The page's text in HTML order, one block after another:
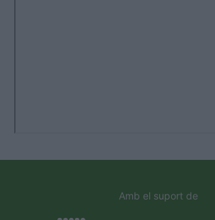
Amb el suport de